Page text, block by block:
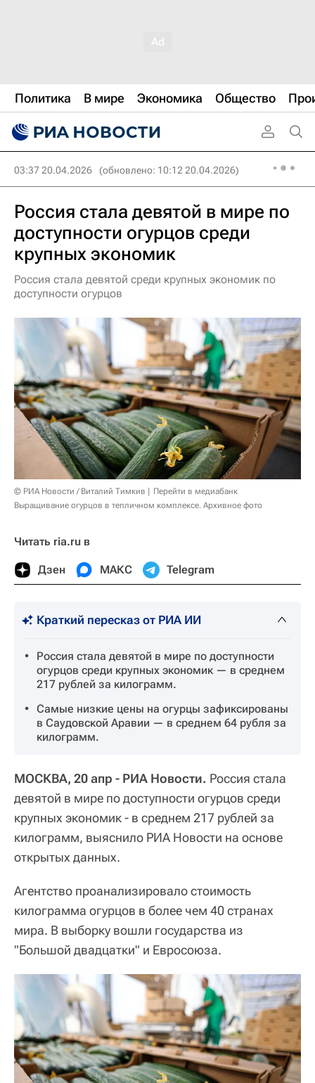
Политика В мире Экономика Общество
03:37 20.04.2026 (обновлено: 10:12 20.04.2026)
Россия стала девятой в мире по
доступности огурцов среди
крупных экономик
Россия стала девятой среди крупных экономик по
доступности огурцов
© РИА Новости / Виталий Тимкив
Перейти в медиабанк
Выращивание огурцов в тепличном комплексе. Архивное фото
Читать ria.ru в
Дзен МАКС Telegram
Краткий пересказ от РИА ИИ
Россия стала девятой в мире по доступности
огурцов среди крупных экономик — в среднем
217 рублей за килограмм.
Самые низкие цены на огурцы зафиксированы
в Саудовской Аравии — в среднем 64 рубля за
килограмм.
МОСКВА, 20 апр - РИА Новости. Россия стала
девятой в мире по доступности огурцов среди
крупных экономик - в среднем 217 рублей за
килограмм, выяснило РИА Новости на основе
открытых данных.
Агентство проанализировало стоимость
килограмма огурцов в более чем 40 странах
мира. В выборку вошли государства из
"Большой двадцатки" и Евросоюза.